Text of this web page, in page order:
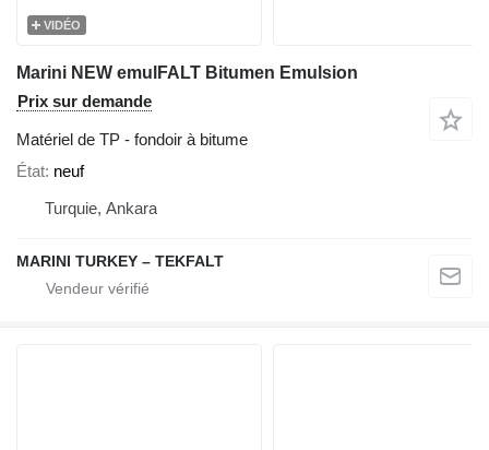
VIDÉO
Marini NEW emulFALT Bitumen Emulsion
Prix sur demande
Matériel de TP - fondoir à bitume
État neuf
Turquie, Ankara
MARINI TURKEY – TEKFALT